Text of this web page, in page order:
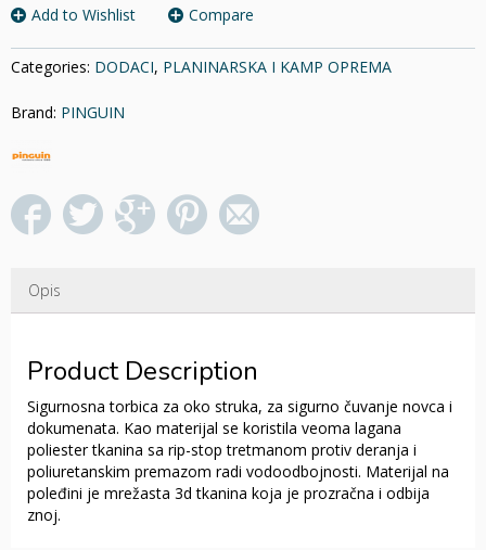
BLACKAdd to Wishlist Compare
Categories: DODACI, PLANINARSKA I KAMP OPREMA
Brand: PINGUIN
Opis
Product Description
Sigurnosna torbica za oko struka, za sigurno čuvanje novca i
dokumenata. Kao materijal se koristila veoma lagana
poliester tkanina sa rip-stop tretmanom protiv deranja i
poliuretanskim premazom radi vodoodbojnosti. Materijal na
poleđini je mrežasta 3d tkanina koja je prozračna i odbija
znoj.